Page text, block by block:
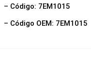
– Código: 7EM1015
– Código OEM: 7EM1015